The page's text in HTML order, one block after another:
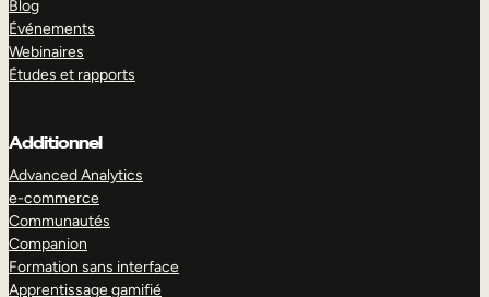
Blog
Événements
Webinaires
Études et rapports
Additionnel
Advanced Analytics
e-commerce
Communautés
Companion
Formation sans interface
Apprentissage gamifié